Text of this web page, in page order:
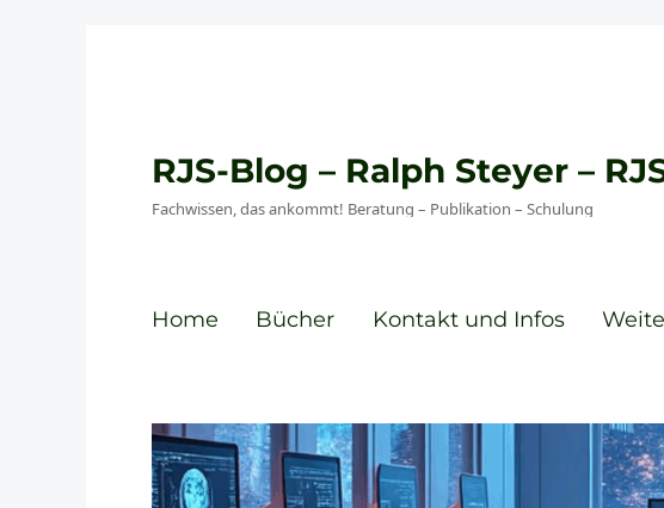
RJS-Blog – Ralph Steyer –
Fachwissen, das ankommt! Beratung – Publikation – Schulung
Home Bücher Kontakt und Infos